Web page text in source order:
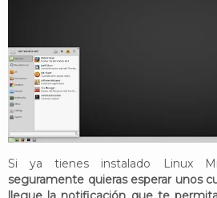
Si ya tienes instalado Linux
seguramente quieras esperar unos